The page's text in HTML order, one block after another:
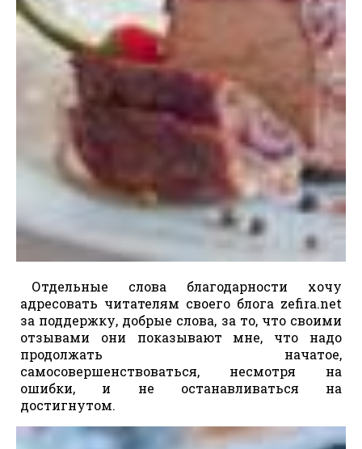
Отдельные слова благодарности хочу
адресовать читателям своего блога zefira.net
за поддержку, добрые слова, за то, что своими
отзывами они показывают мне, что надо
продолжать начатое,
самосовершенствоваться, несмотря на
ошибки, и не останавливаться на
достигнутом.